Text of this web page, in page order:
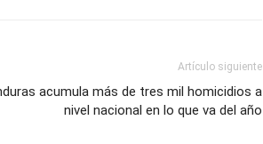
Artículo siguiente
acumula más de tres mil homicidios a
nivel nacional en lo que va del año